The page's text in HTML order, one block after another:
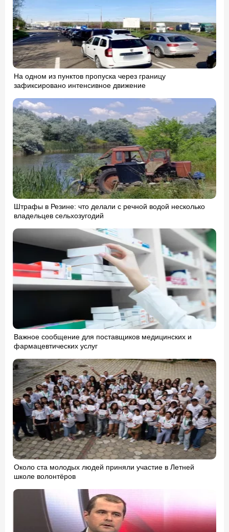
На одном из пунктов пропуска через границу
зафиксировано интенсивное движение
Штрафы в Резине: что делали с речной водой несколько
владельцев сельхозугодий
Важное сообщение для поставщиков медицинских и
фармацевтических услуг
Около ста молодых людей приняли участие в Летней
школе волонтёров